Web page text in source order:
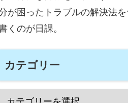
が困ったトラブルの解決法を
くのが日課。
カテゴリー